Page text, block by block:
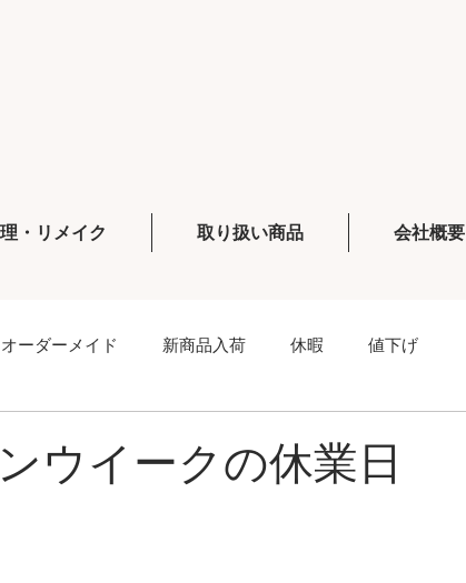
・リメイク 取り扱い商品 会社概要
オーダーメイド 新商品入荷 休暇 値下げ
ウイークの休業日